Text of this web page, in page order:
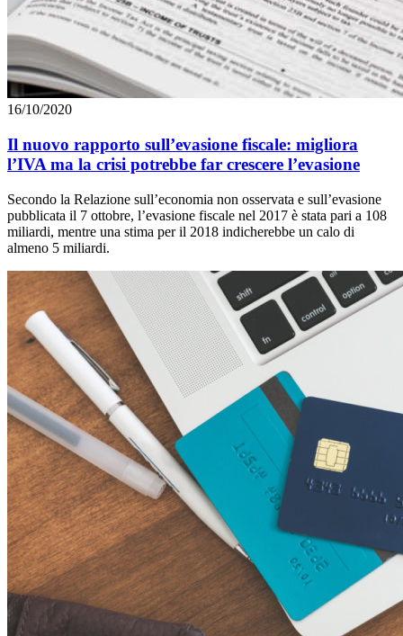
16/10/2020
Il nuovo rapporto sull’evasione fiscale: migliora
l’IVA ma la crisi potrebbe far crescere l’evasione
Secondo la Relazione sull’economia non osservata e sull’evasione
pubblicata il 7 ottobre, l’evasione fiscale nel 2017 è stata pari a 108
miliardi, mentre una stima per il 2018 indicherebbe un calo di
almeno 5 miliardi.